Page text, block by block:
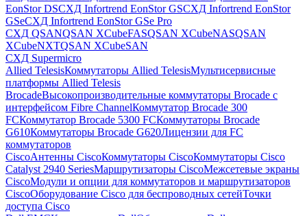
EonStor DSСХД Infortrend EonStor GSСХД Infortrend EonStor
GSeСХД Infortrend EonStor GSe Pro
СХД QSANQSAN XCubeFASQSAN XCubeNASQSAN
XCubeNXTQSAN XCubeSAN
СХД Supermicro
Allied TelesisКоммутаторы Allied TelesisМультисервисные
платформы Allied Telesis
BrocadeВысокопроизводительные коммутаторы Brocade с
интерфейсом Fibre ChannelКоммутатор Brocade 300
FCКоммутатор Brocade 5300 FCКоммутаторы Brocade
G610Коммутаторы Brocade G620Лицензии для FC
коммутаторов
CiscoАнтенны CiscoКоммутаторы CiscoКоммутаторы Cisco
Catalyst 2940 SeriesМаршрутизаторы CiscoМежсетевые экраны
CiscoМодули и опции для коммутаторов и маршрутизаторов
CiscoОборудование Cisco для беспроводных сетейТочки
доступа Cisco